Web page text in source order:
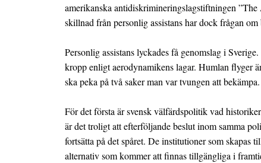
amerikanska antidiskrimineringslagstiftningen
skillnad från personlig assistans har dock frågan
Personlig assistans lyckades få genomslag i
kropp enligt aerodynamikens lagar. Humlan flyger
ska peka på två saker man var tvungen att bekämpa.
För det första är svensk välfärdspolitik vad
är det troligt att efterföljande beslut inom samma
fortsätta på det spåret. De institutioner som
alternativ som kommer att finnas tillgängliga i